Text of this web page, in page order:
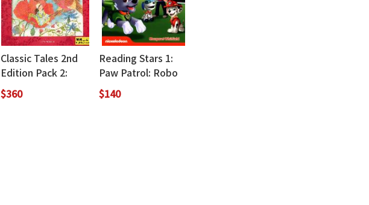
Classic Tales 2nd
Edition Pack 2:
Thumbelina (with
Audio Download
$360
Reading Stars 1:
Paw Patrol: Robo
Dog (with Access
Code for Resource
$140